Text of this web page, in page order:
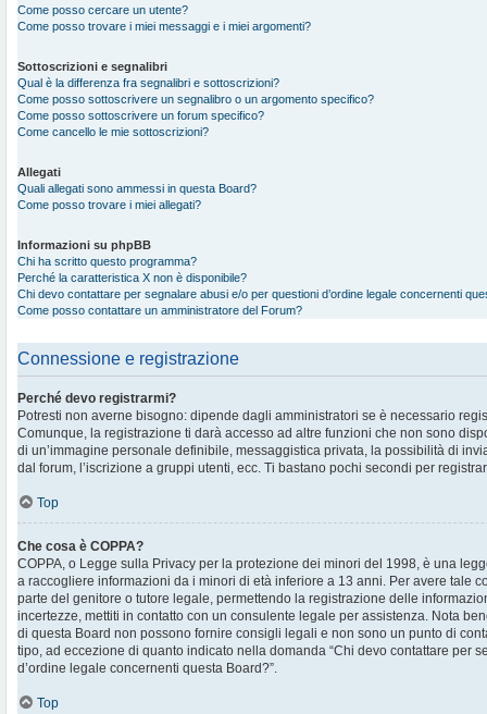
Come posso cercare un utente?
Come posso trovare i miei messaggi e i miei argomenti?
Sottoscrizioni e segnalibri
Qual è la differenza fra segnalibri e sottoscrizioni?
Come posso sottoscrivere un segnalibro o un argomento specifico?
Come posso sottoscrivere un forum specifico?
Come cancello le mie sottoscrizioni?
Allegati
Quali allegati sono ammessi in questa Board?
Come posso trovare i miei allegati?
Informazioni su phpBB
Chi ha scritto questo programma?
Perché la caratteristica X non è disponibile?
Chi devo contattare per segnalare abusi e/o per questioni d’ordine legale concernenti
Come posso contattare un amministratore del Forum?
Connessione e registrazione
Perché devo registrarmi?
Potresti non averne bisogno: dipende dagli amministratori se è necessario
Comunque, la registrazione ti darà accesso ad altre funzioni che non sono
di un’immagine personale definibile, messaggistica privata, la possibilità di
dal forum, l’iscrizione a gruppi utenti, ecc. Ti bastano pochi secondi per
Top
Che cosa è COPPA?
COPPA, o Legge sulla Privacy per la protezione dei minori del 1998, è una
a raccogliere informazioni da i minori di età inferiore a 13 anni. Per avere tale
parte del genitore o tutore legale, permettendo la registrazione delle
incertezze, mettiti in contatto con un consulente legale per assistenza. Nota
di questa Board non possono fornire consigli legali e non sono un punto di
tipo, ad eccezione di quanto indicato nella domanda “Chi devo contattare per
d’ordine legale concernenti questa Board?”.
Top